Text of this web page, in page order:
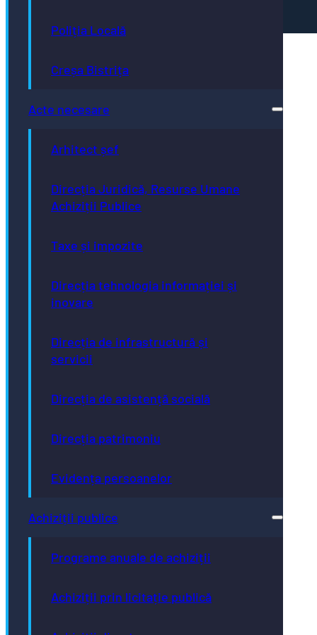
Poliția Locală
Creșa Bistrița
Acte necesare
Arhitect șef
Direcția Juridică, Resurse Umane
Achiziții Publice
Taxe și impozite
Direcția tehnologia informației și
inovare
Direcția de infrastructură și
servicii
Direcția de asistență socială
Direcția patrimoniu
Evidența persoanelor
Achiziții publice
Programe anuale de achiziții
Achiziții prin licitație publică